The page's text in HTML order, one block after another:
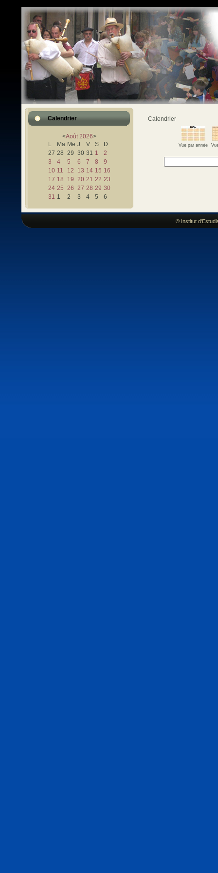
Calendrier
<Août 2026>
L
Ma Me J V S
D
27 28 29 30 31 1
2
3
4 5 6 7 8
9
10 11 12 13 14 15 16
17 18 19 20 21 22 23
24 25 26 27 28 29 30
31 1 2 3 4 5 6
Calendrier
Vue par année
© Institut